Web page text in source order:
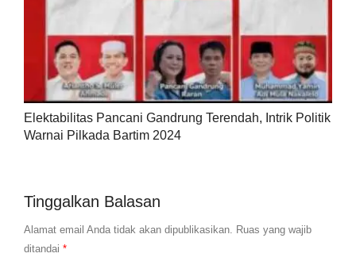
Elektabilitas Pancani Gandrung Terendah, Intrik Politik
Warnai Pilkada Bartim 2024
Tinggalkan Balasan
Alamat email Anda tidak akan dipublikasikan. Ruas yang wajib
ditandai *